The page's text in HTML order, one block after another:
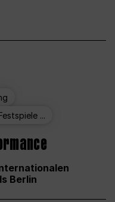
...
Berlin